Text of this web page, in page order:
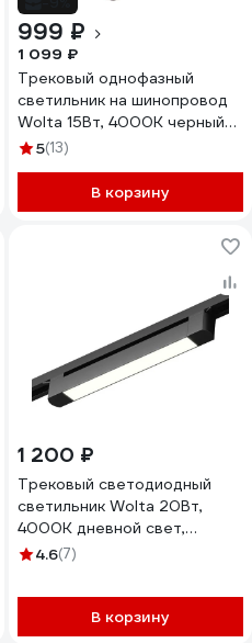
999 ₽
1 099 ₽
Трековый однофазный
светильник на шинопровод
Wolta 15Вт, 4000К черный
WTL-15W/01B
5(13)
В корзину
1 200 ₽
Трековый светодиодный
светильник Wolta 20Вт,
4000К дневной свет,
1600лм, защита IP40,
20W/03B
4.6(7)
В корзину